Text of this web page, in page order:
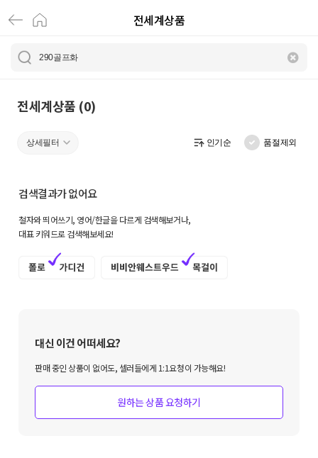
전
세
상
로
켓
전세계상품
전세계상품 (0)
상세필터 인기순 품절제외
검색결과가 없어요
철자와 띄어쓰기, 영어/한글을 다르게 검색해보거나,
대표 키워드로 검색해보세요!
대신 이건 어떠세요?
판매 중인 상품이 없어도, 셀러들에게 1:1요청이 가능해요!
원하는 상품 요청하기